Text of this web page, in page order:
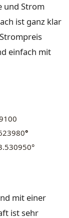
und Strom
ist ganz klar
einfach mit
°
mit einer
ist sehr